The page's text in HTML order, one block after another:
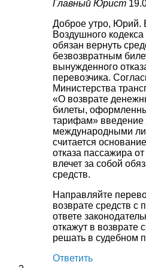
Главный Юрист
Доброе утро, Юрий.
Воздушного
обязан вернуть
безвозвратным
вынужденного
перевозчика.
Министерства
«О возврате
билеты,
тарифам» введение
международными
считается
отказа пассажира
влечет за собой
средств.
Направляйте
возврате средств с
ответе
откажут в возврате
решать в судебном
Ответить